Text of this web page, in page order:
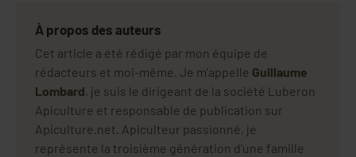
À propos des auteurs
Cet article a été rédigé par mon équipe de
rédacteurs et moi-même. Je m'appelle Guillaume
Lombard, je suis le dirigeant de la société Luberon
Apiculture et responsable de publication sur
Apiculture.net. Apiculteur passionné, je
représente la troisième génération d'une famille